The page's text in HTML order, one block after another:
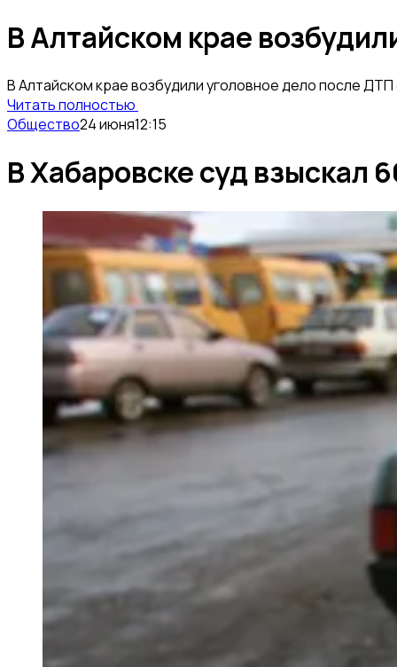
В Алтайском крае
В Алтайском крае возбудили уголовное дело после
Читать полностью
Общество24 июня12:15
В Хабаровске суд взыскал